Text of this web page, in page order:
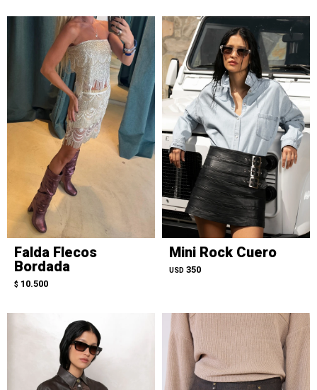
Falda Flecos
Bordada
$ 10.500
Mini Rock Cuero
USD 350